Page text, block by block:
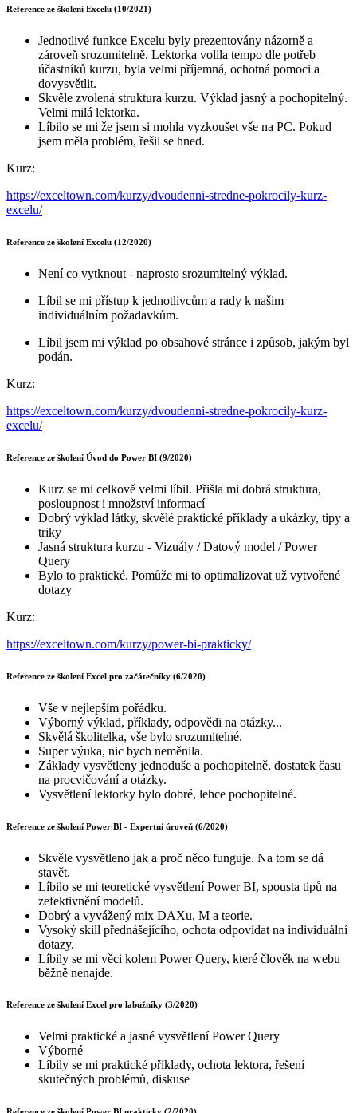
Reference ze školení Excelu (10/2021)
Jednotlivé funkce Excelu byly prezentovány názorně a
zároveň srozumitelně. Lektorka volila tempo dle potřeb
účastníků kurzu, byla velmi příjemná, ochotná pomoci a
dovysvětlit.
Skvěle zvolená struktura kurzu. Výklad jasný a pochopitelný.
Velmi milá lektorka.
Líbilo se mi že jsem si mohla vyzkoušet vše na PC. Pokud
jsem měla problém, řešil se hned.
Kurz:
https://exceltown.com/kurzy/dvoudenni-stredne-pokrocily-kurz-
excelu/
Reference ze školení Excelu (12/2020)
Není co vytknout - naprosto srozumitelný výklad.
Líbil se mi přístup k jednotlivcům a rady k našim
individuálním požadavkům.
Líbil jsem mi výklad po obsahové stránce i způsob, jakým byl
podán.
Kurz:
https://exceltown.com/kurzy/dvoudenni-stredne-pokrocily-kurz-
excelu/
Reference ze školení Úvod do Power BI (9/2020)
Kurz se mi celkově velmi líbil. Přišla mi dobrá struktura,
posloupnost i množství informací
Dobrý výklad látky, skvělé praktické příklady a ukázky, tipy a
triky
Jasná struktura kurzu - Vizuály / Datový model / Power
Query
Bylo to praktické. Pomůže mi to optimalizovat už vytvořené
dotazy
Kurz:
https://exceltown.com/kurzy/power-bi-prakticky/
Reference ze školení Excel pro začátečníky (6/2020)
Vše v nejlepším pořádku.
Výborný výklad, příklady, odpovědi na otázky...
Skvělá školitelka, vše bylo srozumitelné.
Super výuka, nic bych neměnila.
Základy vysvětleny jednoduše a pochopitelně, dostatek času
na procvičování a otázky.
Vysvětlení lektorky bylo dobré, lehce pochopitelné.
Reference ze školení Power BI - Expertní úroveň (6/2020)
Skvěle vysvětleno jak a proč něco funguje. Na tom se dá
stavět.
Líbilo se mi teoretické vysvětlení Power BI, spousta tipů na
zefektivnění modelů.
Dobrý a vyvážený mix DAXu, M a teorie.
Vysoký skill přednášejícího, ochota odpovídat na individuální
dotazy.
Líbily se mi věci kolem Power Query, které člověk na webu
běžně nenajde.
Reference ze školení Excel pro labužníky (3/2020)
Velmi praktické a jasné vysvětlení Power Query
Výborné
Líbily se mi praktické příklady, ochota lektora, řešení
skutečných problémů, diskuse